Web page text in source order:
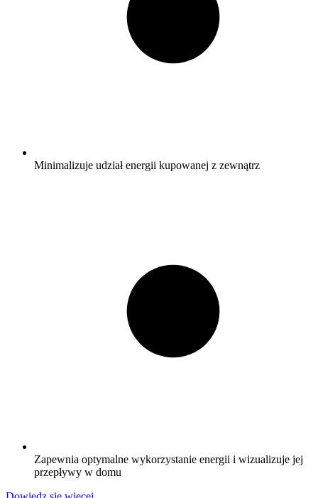
Minimalizuje udział energii kupowanej z zewnątrz
Zapewnia optymalne wykorzystanie energii i wizualizuje jej
przepływy w domu